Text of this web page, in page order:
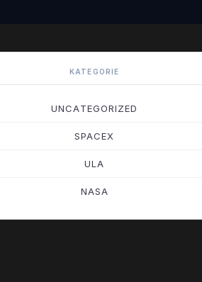
KATEGORIE
UNCATEGORIZED
SPACEX
ULA
NASA